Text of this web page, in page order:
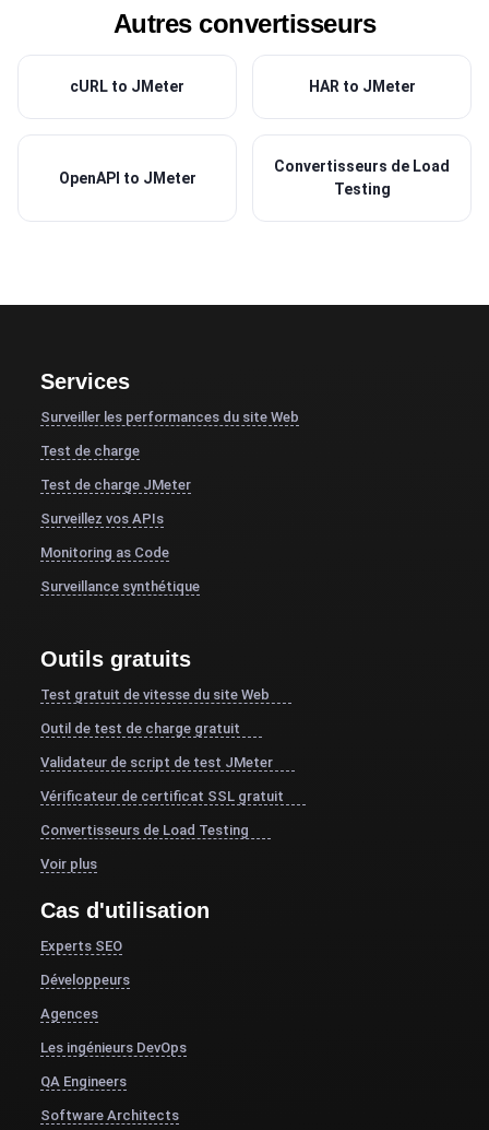
Autres convertisseurs
cURL to JMeter HAR to JMeter
OpenAPI to JMeter
Convertisseurs de Load
Testing
Services
Surveiller les performances du site Web
Test de charge
Test de charge JMeter
Surveillez vos APIs
Monitoring as Code
Surveillance synthétique
Outils gratuits
Test gratuit de vitesse du site Web
Outil de test de charge gratuit
Validateur de script de test JMeter
Vérificateur de certificat SSL gratuit
Convertisseurs de Load Testing
Voir plus
Cas d'utilisation
Experts SEO
Développeurs
Agences
Les ingénieurs DevOps
QA Engineers
Software Architects